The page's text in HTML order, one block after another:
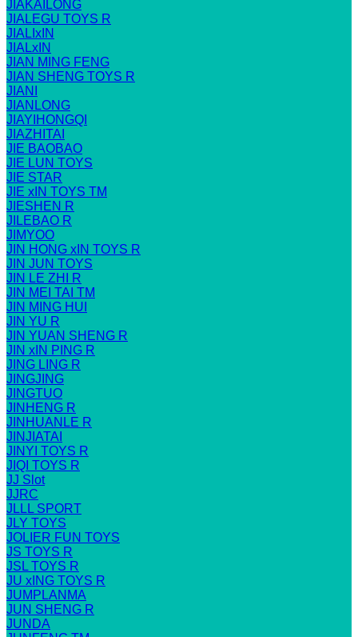
JIAKAILONG
JIALEGU TOYS R
JIALIxIN
JIALxIN
JIAN MING FENG
JIAN SHENG TOYS R
JIANI
JIANLONG
JIAYIHONGQI
JIAZHITAI
JIE BAOBAO
JIE LUN TOYS
JIE STAR
JIE xIN TOYS TM
JIESHEN R
JILEBAO R
JIMYOO
JIN HONG xIN TOYS R
JIN JUN TOYS
JIN LE ZHI R
JIN MEI TAI TM
JIN MING HUI
JIN YU R
JIN YUAN SHENG R
JIN xIN PING R
JING LING R
JINGJING
JINGTUO
JINHENG R
JINHUANLE R
JINJIATAI
JINYI TOYS R
JIQI TOYS R
JJ Slot
JJRC
JLLL SPORT
JLY TOYS
JOLIER FUN TOYS
JS TOYS R
JSL TOYS R
JU xING TOYS R
JUMPLANMA
JUN SHENG R
JUNDA